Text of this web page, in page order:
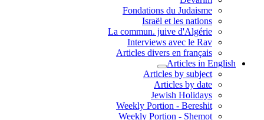
Fondations du Judaisme
Israël et les nations
La commun. juive d'Algérie
Interviews avec le Rav
Articles divers en français
Articles in English
Articles by subject
Articles by date
Jewish Holidays
Weekly Portion - Bereshit
Weekly Portion - Shemot